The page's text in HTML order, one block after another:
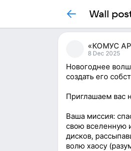
Wall
«КОМУС
8 Dec 2025
Новогоднее
создать его
Приглашаем вас
Ваша миссия:
свою вселенную
дисков,
волю хаосу